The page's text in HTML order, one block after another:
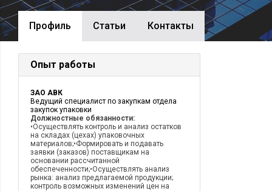
Профиль Cтатьи Контакты
Опыт работы
ЗАО АВК
Ведущий специалист по закупкам отдела
закупок упаковки
Должностные обязанности:
•Осуществлять контроль и анализ остатков
на складах (цехах) упаковочных
материалов;•Формировать и подавать
заявки (заказов) поставщикам на
основании рассчитанной
обеспеченности;•Осуществлять анализ
рынка: анализ предлагаемой продукции;
контроль возможных изменений цен на